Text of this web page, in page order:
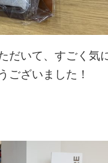
だいて、すごく気
ざいました！